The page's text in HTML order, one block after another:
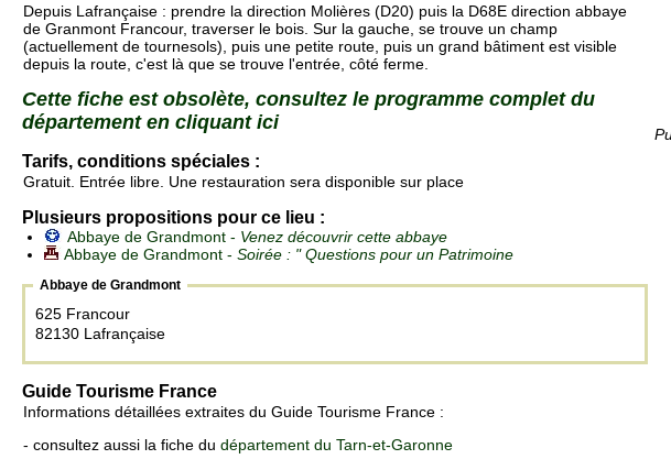
Depuis Lafrançaise : prendre la direction Molières (D20) puis la D68E direction abbaye
de Granmont Francour, traverser le bois. Sur la gauche, se trouve un champ
(actuellement de tournesols), puis une petite route, puis un grand bâtiment est visible
depuis la route, c'est là que se trouve l'entrée, côté ferme.
Cette fiche est obsolète, consultez le programme complet du
département en cliquant ici
Tarifs, conditions spéciales :
Gratuit. Entrée libre. Une restauration sera disponible sur place
Plusieurs propositions pour ce lieu :
Abbaye de Grandmont - Venez découvrir cette abbaye
Abbaye de Grandmont - Soirée : " Questions pour un Patrimoine
Abbaye de Grandmont
625 Francour
82130 Lafrançaise
Guide Tourisme France
Informations détaillées extraites du Guide Tourisme France :
- consultez aussi la fiche du département du Tarn-et-Garonne